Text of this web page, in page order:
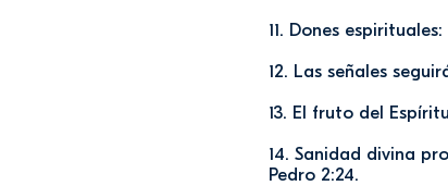
11. Dones espirituales:
12. Las señales
13. El fruto del
14. Sanidad divina
Pedro 2:24.